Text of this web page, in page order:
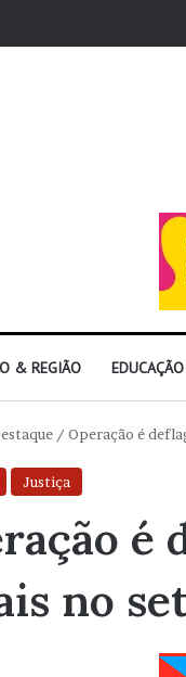
& REGIÃO
/ Operação é
Justiça
é
no